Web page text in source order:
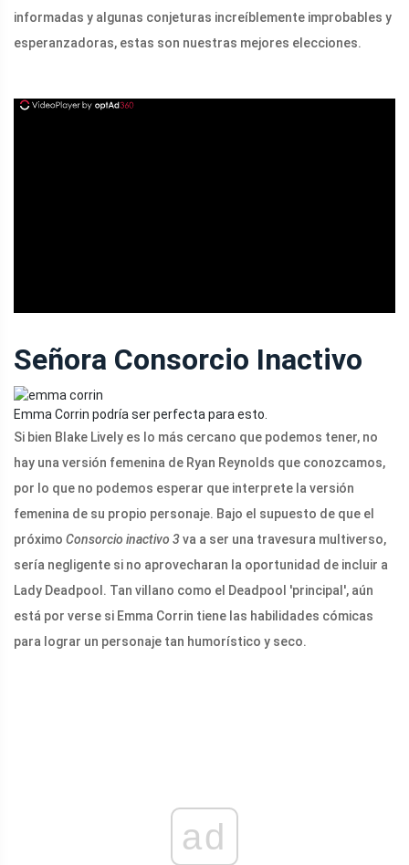
informadas y algunas conjeturas increíblemente improbables y
esperanzadoras, estas son nuestras mejores elecciones.
Señora Consorcio Inactivo
Emma Corrin podría ser perfecta para esto.
Si bien Blake Lively es lo más cercano que podemos tener, no
hay una versión femenina de Ryan Reynolds que conozcamos,
por lo que no podemos esperar que interprete la versión
femenina de su propio personaje. Bajo el supuesto de que el
próximo Consorcio inactivo 3va a ser una travesura multiverso,
sería negligente si no aprovecharan la oportunidad de incluir a
Lady Deadpool. Tan villano como el Deadpool 'principal', aún
está por verse si Emma Corrin tiene las habilidades cómicas
para lograr un personaje tan humorístico y seco.
ad